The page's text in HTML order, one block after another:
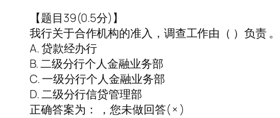
【题目39(0.5分)】
我行关于合作机构的准入，调查工作由（ ）负责 。
A. 贷款经办行
B. 二级分行个人金融业务部
C. 一级分行个人金融业务部
D. 二级分行信贷管理部
正确答案为： ，您未做回答( × )